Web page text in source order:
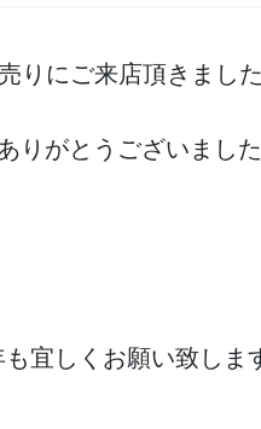
りにご来店頂きまし
りがとうございました
も宜しくお願い致しま